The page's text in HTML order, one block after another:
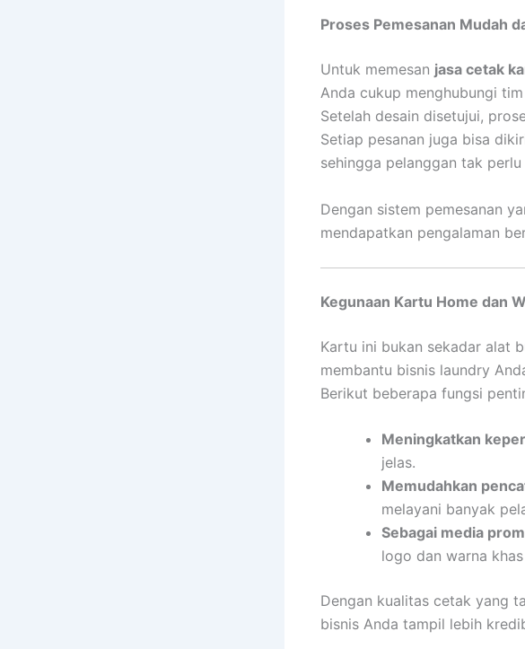
Proses Pemesanan Mudah
Untuk memesan jasa cetak
Anda cukup menghubungi
Setelah desain disetujui,
Setiap pesanan juga bisa
sehingga pelanggan tak
Dengan sistem pemesanan
mendapatkan pengalaman
Kegunaan Kartu Home dan
Kartu ini bukan sekadar alat
membantu bisnis laundry
Berikut beberapa fungsi
Meningkatkan
jelas.
Memudahkan
melayani banyak
Sebagai media
logo dan warna
Dengan kualitas cetak yang
bisnis Anda tampil lebih